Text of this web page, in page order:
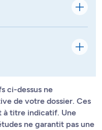
ci-dessus ne
de votre dossier. Ces
à titre indicatif. Une
ne garantit pas une